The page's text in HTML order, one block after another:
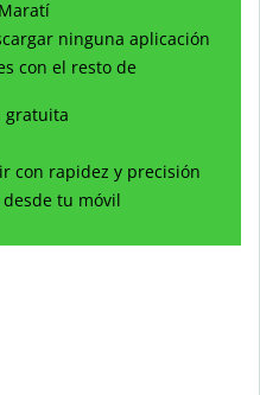
ninguna aplicación
con el resto de
gratuita
con rapidez y precisión
tu móvil